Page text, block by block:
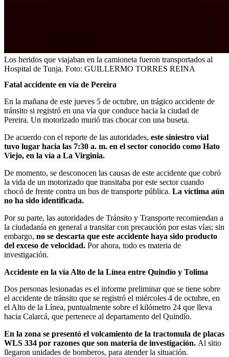
Los heridos que viajaban en la camioneta fueron transportados al
Hospital de Tunja. Foto: GUILLERMO TORRES REINA
Fatal accidente en vía de Pereira
En la mañana de este jueves 5 de octubre, un trágico accidente de
tránsito si registró en una vía que conduce hacia la ciudad de
Pereira. Un motorizado murió tras chocar con una buseta.
De acuerdo con el reporte de las autoridades, este siniestro vial
tuvo lugar hacia las 7:30 a. m. en el sector conocido como Hato
Viejo, en la vía a La Virginia.
De momento, se desconocen las causas de este accidente que cobró
la vida de un motorizado que transitaba por este sector cuando
chocó de frente contra un bus de transporte pública. La víctima aún
no ha sido identificada.
Por su parte, las autoridades de Tránsito y Transporte recomiendan a
la ciudadanía en general a transitar con precaución por estas vías; sin
embargo, no se descarta que este accidente haya sido producto
del exceso de velocidad. Por ahora, todo es materia de
investigación.
Accidente en la vía Alto de la Línea entre Quindío y Tolima
Dos personas lesionadas es el informe preliminar que se tiene sobre
el accidente de tránsito que se registró el miércoles 4 de octubre, en
el Alto de la Línea, puntualmente sobre el kilómetro 24 que lleva
hacia Calarcá, que pertenece al departamento del Quindío.
En la zona se presentó el volcamiento de la tractomula de placas
WLS 334 por razones que son materia de investigación. Al sitio
llegaron unidades de bomberos, para atender la situación.